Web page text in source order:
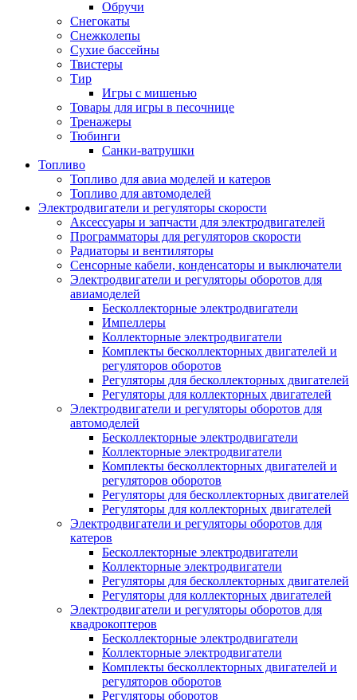
Обручи
Снегокаты
Снежколепы
Сухие бассейны
Твистеры
Тир
Игры с мишенью
Товары для игры в песочнице
Тренажеры
Тюбинги
Санки-ватрушки
Топливо
Топливо для авиа моделей и катеров
Топливо для автомоделей
Электродвигатели и регуляторы скорости
Аксессуары и запчасти для электродвигателей
Программаторы для регуляторов скорости
Радиаторы и вентиляторы
Сенсорные кабели, конденсаторы и выключатели
Электродвигатели и регуляторы оборотов для
авиамоделей
Бесколлекторные электродвигатели
Импеллеры
Коллекторные электродвигатели
Комплекты бесколлекторных двигателей и
регуляторов оборотов
Регуляторы для бесколлекторных двигателей
Регуляторы для коллекторных двигателей
Электродвигатели и регуляторы оборотов для
автомоделей
Бесколлекторные электродвигатели
Коллекторные электродвигатели
Комплекты бесколлекторных двигателей и
регуляторов оборотов
Регуляторы для бесколлекторных двигателей
Регуляторы для коллекторных двигателей
Электродвигатели и регуляторы оборотов для
катеров
Бесколлекторные электродвигатели
Коллекторные электродвигатели
Регуляторы для бесколлекторных двигателей
Регуляторы для коллекторных двигателей
Электродвигатели и регуляторы оборотов для
квадрокоптеров
Бесколлекторные электродвигатели
Коллекторные электродвигатели
Комплекты бесколлекторных двигателей и
регуляторов оборотов
Регуляторы оборотов